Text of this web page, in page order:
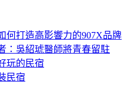
何打造高影響力的907X品牌
：吳紹琥醫師將青春留駐
玩的民宿
民宿